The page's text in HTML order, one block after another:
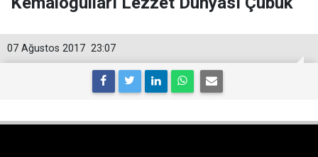
23:07
07 Ağustos 2017